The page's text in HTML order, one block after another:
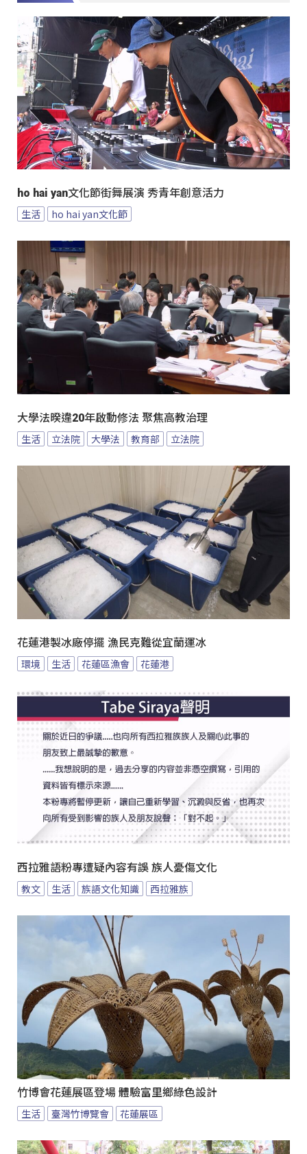
ho hai yan文化節街舞展演 秀青年創意活力
生活 ho hai yan文化節
大學法暌違20年啟動修法 聚焦高教治理
生活 立法院 大學法 教育部 立法院
花蓮港製冰廠停擺 漁民克難從宜蘭運冰
環境 生活 花蓮區漁會 花蓮港
西拉雅語粉專遭疑內容有誤 族人憂傷文化
教文 生活 族語文化知識 西拉雅族
竹博會花蓮展區登場 體驗富里鄉綠色設計
生活 臺灣竹博覽會 花蓮展區